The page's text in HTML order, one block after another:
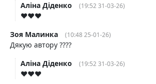
Аліна Діденко
(19:52 31-03-26)
♥️♥️♥️
Зоя Малинка
(10:48 25-01-26)
Дякую автору ????
Аліна Діденко
(19:52 31-03-26)
♥️♥️♥️